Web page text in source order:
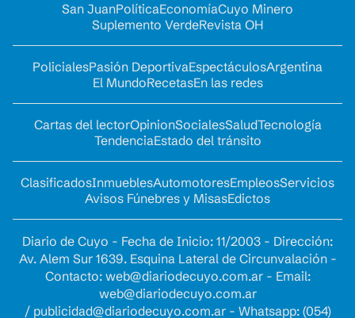
San JuanPolíticaEconomíaCuyo Minero
Suplemento VerdeRevista OH
PolicialesPasión DeportivaEspectáculosArgentina
El MundoRecetasEn las redes
Cartas del lectorOpinionSocialesSaludTecnología
TendenciaEstado del tránsito
ClasificadosInmueblesAutomotoresEmpleosServicios
Avisos Fúnebres y MisasEdictos
Diario de Cuyo - Fecha de Inicio: 11/2003 - Dirección:
Av. Alem Sur 1639. Esquina Lateral de Circunvalación -
Contacto: web@diariodecuyo.com.ar- Email:
web@diariodecuyo.com.ar
/ publicidad@diariodecuyo.com.ar- Whatsapp: (054)